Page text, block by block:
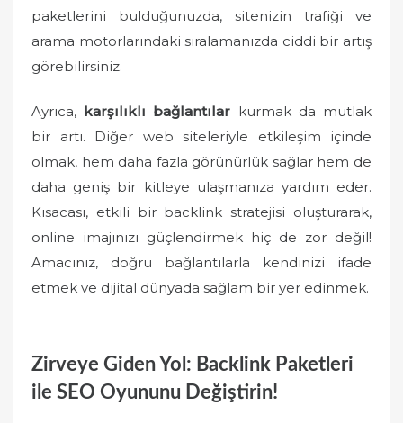
paketlerini bulduğunuzda, sitenizin trafiği ve
arama motorlarındaki sıralamanızda ciddi bir artış
görebilirsiniz.
Ayrıca, karşılıklı bağlantılar kurmak da mutlak
bir artı. Diğer web siteleriyle etkileşim içinde
olmak, hem daha fazla görünürlük sağlar hem de
daha geniş bir kitleye ulaşmanıza yardım eder.
Kısacası, etkili bir backlink stratejisi oluşturarak,
online imajınızı güçlendirmek hiç de zor değil!
Amacınız, doğru bağlantılarla kendinizi ifade
etmek ve dijital dünyada sağlam bir yer edinmek.
Zirveye Giden Yol: Backlink Paketleri
ile SEO Oyununu Değiştirin!